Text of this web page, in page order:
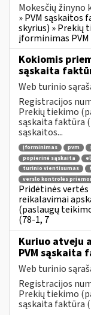
Mokesčių žinyno
» PVM sąskaitos
skyrius) » Prekių
įforminimas
Kokiomis
sąskaita
Web turinio
Registracijos
Prekių tiekimo
sąskaita faktūra
sąskaitos...
įforminimas pvm
popierinė sąskaita
turinio vientisumas
verslo kontrolės
Pridėtinės vertės
reikalavimai
(paslaugų
(78-1, 7
Kuriuo atveju
PVM sąskaita
Web turinio
Registracijos
Prekių tiekimo
sąskaita faktūra